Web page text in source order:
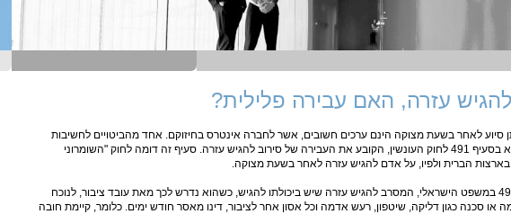
עזרה, האם עבירה פלילית?
סיוע לאחר בשעת מצוקה הינם ערכים חשובים, אשר לחברה אינטרס בחיזוקם. אחד מהביטויים לחשיבות
ערכים אלו הוא בסעיף 491 לחוק העונשין, הקובע את העבירה של סירוב להגיש עזרה. סעיף זה דומה לחוק "השומרוני
בארצות הברית ולפיו, על אדם להגיש עזרה לאחר בשעת מצוקה.
על פי סעיף 491 במשפט הישראלי, המסרב להגיש עזרה שיש ביכולתו להגיש, כשהוא נדרש לכך מאת עובד ציבור, לנוכח
או סכנה כגון דליקה, שיטפון, רעש אדמה וכל אסון אחר לציבור, דינו מאסר חודש ימים. כלומר, קיימת חובה